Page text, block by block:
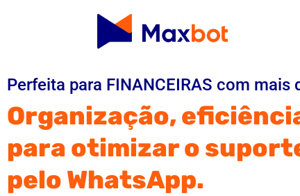
Perfeita para FINANCEIRAS com mais
Organização,
para otimizar o
pelo WhatsApp.